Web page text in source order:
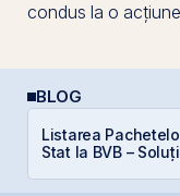
condus la o
BLOG
Listarea
Stat la BVB –